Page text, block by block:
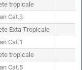
tropicale
Cat.3
Exta Tropicale
Cat.1
tropicale
Cat.5